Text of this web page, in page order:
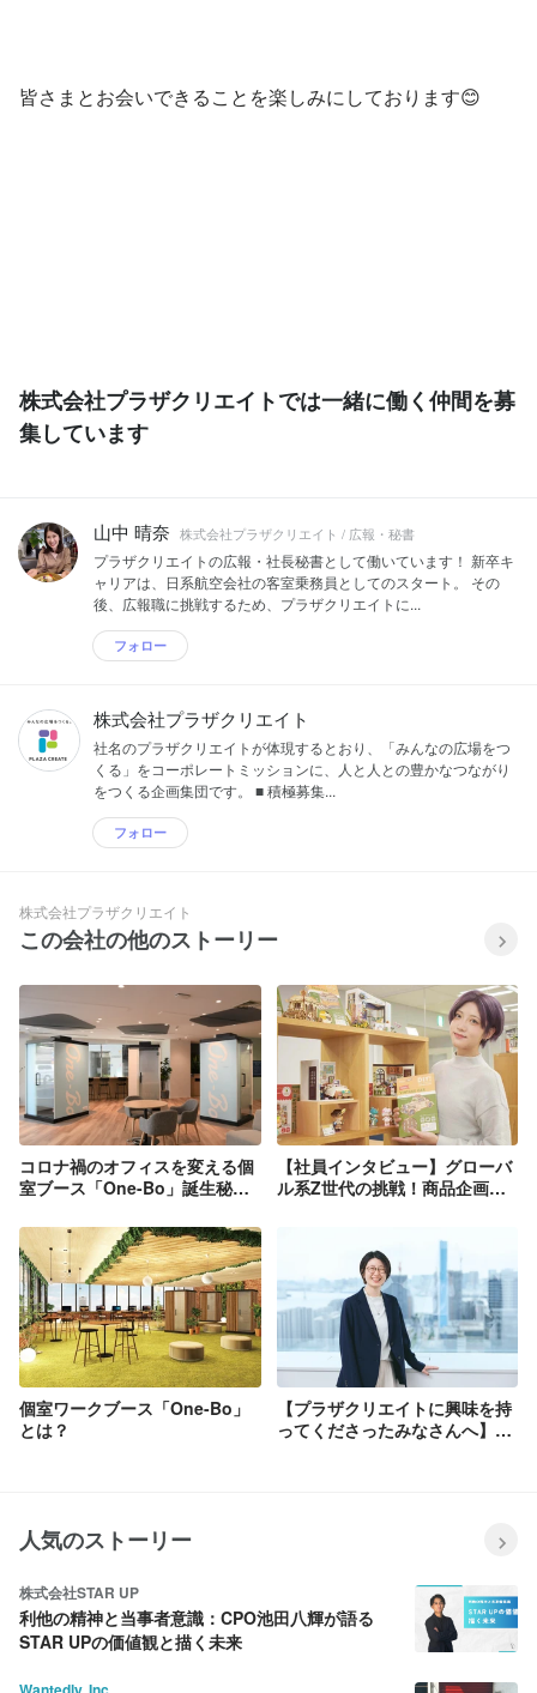
皆さまとお会いできることを楽しみにしております😊
株式会社プラザクリエイトでは一緒に働く仲間を募
集しています
山中 晴奈 株式会社プラザクリエイト / 広報・秘書
プラザクリエイトの広報・社長秘書として働いています！ 新卒キ
ャリアは、日系航空会社の客室乗務員としてのスタート。 その
後、広報職に挑戦するため、プラザクリエイトに...
フォロー
株式会社プラザクリエイト
社名のプラザクリエイトが体現するとおり、「みんなの広場をつ
くる」をコーポレートミッションに、人と人との豊かなつながり
をつくる企画集団です。 ■ 積極募集...
フォロー
株式会社プラザクリエイト
この会社の他のストーリー
コロナ禍のオフィスを変える個
室ブース「One-Bo」誕生秘
【社員インタビュー】グローバ
ル系Z世代の挑戦！商品企画か
個室ワークブース「One-Bo」
とは？
【プラザクリエイトに興味を持
ってくださったみなさんへ】人
人気のストーリー
株式会社STAR UP
利他の精神と当事者意識：CPO池田八輝が語る
STAR UPの価値観と描く未来